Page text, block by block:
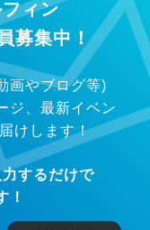
フィン
募集中！
画やブログ等)
ジ、 最新イベン
けします！
するだけで
！